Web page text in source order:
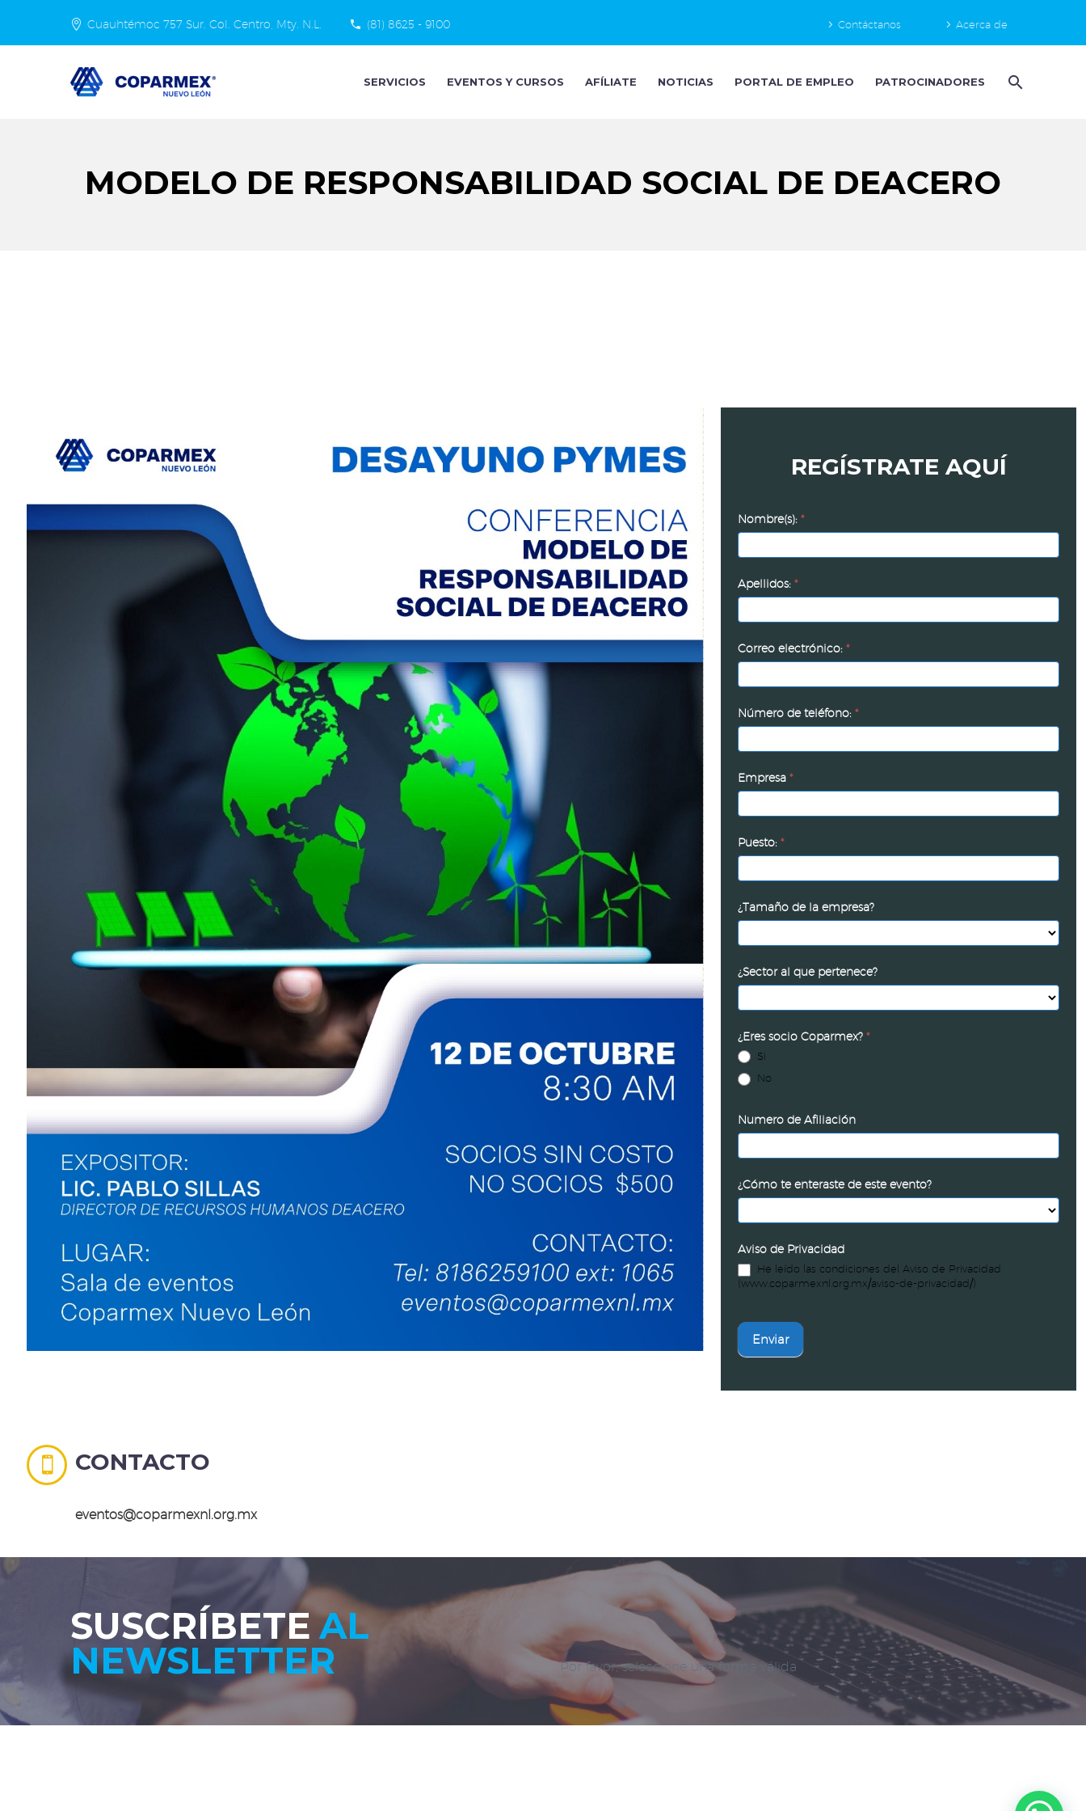
Cuauhtémoc 757 Sur. Col. Centro, Mty. N.L. (81) 8625 - 9100 Contáctanos Acerca de
SERVICIOS EVENTOS Y CURSOS AFÍLIATE NOTICIAS PORTAL DE EMPLEO PATROCINADORES
MODELO DE RESPONSABILIDAD SOCIAL DE DEACERO

 CONTACTO
eventos@coparmexnl.org.mx
REGÍSTRATE AQUÍ
Modelo
de
responsabilidad
social
de
Deacero
Nombre(s):*
Apellidos:*
Correo electrónico:*
Número de teléfono:*
Empresa*
Puesto:*
¿Tamaño de la empresa?
¿Sector al que pertenece?
¿Eres socio Coparmex?*
Si
No
Numero de Afiliación
¿Cómo te enteraste de este evento?
Aviso de Privacidad
He leído las condiciones del Aviso de Privacidad
(www.coparmexnl.org.mx/aviso-de-privacidad/)
Enviar
SUSCRÍBETEAL
NEWSLETTER Por favor, seleccione una forma válida